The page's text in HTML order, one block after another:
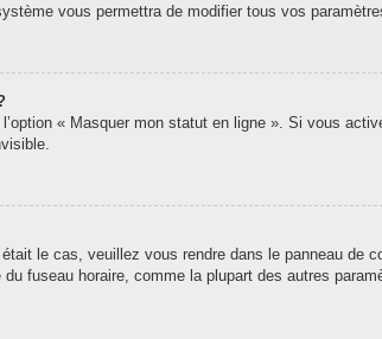
vous permettra de modifier tous vos
« Masquer mon statut en ligne ». Si vous
le cas, veuillez vous rendre dans le panneau de
fuseau horaire, comme la plupart des autres